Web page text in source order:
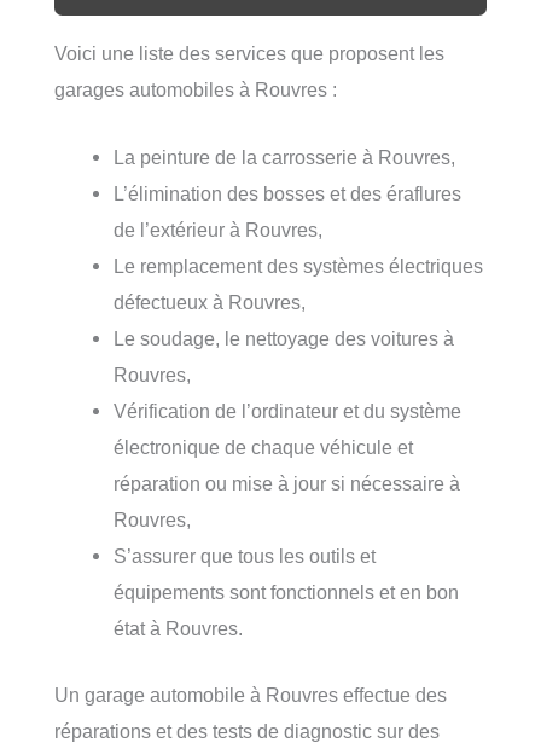
Voici une liste des services que proposent les
garages automobiles à Rouvres :
La peinture de la carrosserie à Rouvres,
L’élimination des bosses et des éraflures
de l’extérieur à Rouvres,
Le remplacement des systèmes électriques
défectueux à Rouvres,
Le soudage, le nettoyage des voitures à
Rouvres,
Vérification de l’ordinateur et du système
électronique de chaque véhicule et
réparation ou mise à jour si nécessaire à
Rouvres,
S’assurer que tous les outils et
équipements sont fonctionnels et en bon
état à Rouvres.
Un garage automobile à Rouvres effectue des
réparations et des tests de diagnostic sur des